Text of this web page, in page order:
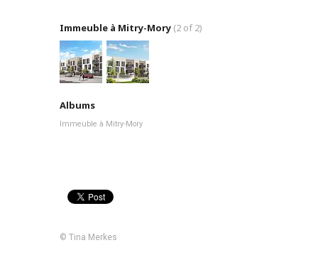
Immeuble à Mitry-Mory (2 of 2)
Albums
Immeuble à Mitry-Mory
© Tina Merkes